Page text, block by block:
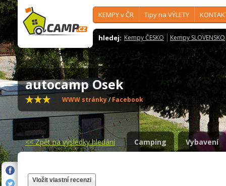
KEMPY v ČR Tipy na VÝLETY
hledej: Kempy ČESKO Kempy SLOVENSKO
autocamp Osek
WWW stránky/Facebook
<<Zpět na výsledky hledání Camping Vybavení
Vložit vlastní recenzi